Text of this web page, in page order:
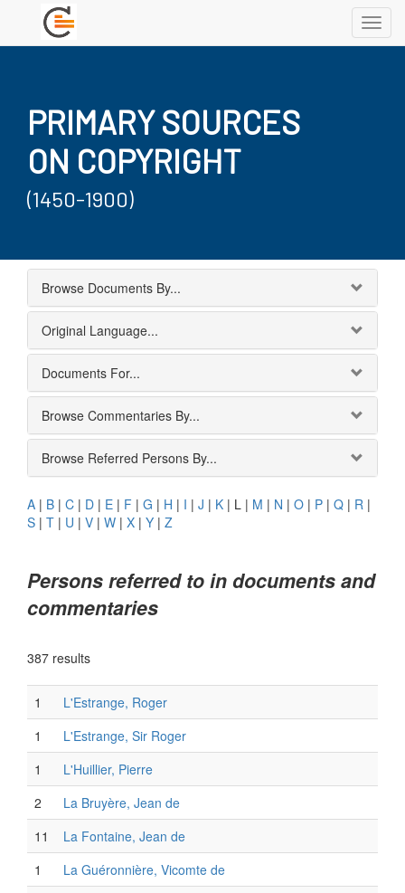
PRIMARY SOURCES
ON COPYRIGHT
(1450-1900)
Browse Documents By...
Original Language...
Documents For...
Browse Commentaries By...
Browse Referred Persons By...
A | B | C | D | E | F | G | H | I | J | K | L | M | N | O | P | Q | R |
S | T | U | V | W | X | Y | Z
Persons referred to in documents and
commentaries
387 results
1
L'Estrange, Roger
1
L'Estrange, Sir Roger
1
L'Huillier, Pierre
2
La Bruyère, Jean de
11
La Fontaine, Jean de
1
La Guéronnière, Vicomte de